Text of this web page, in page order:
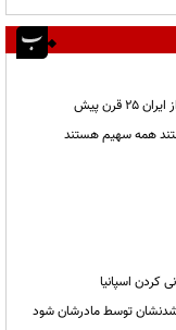
همه سهیم هستند
کردن اسپانیا
توسط مادرشان شود